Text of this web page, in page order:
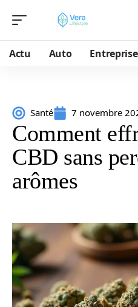
Actu Auto Entreprise
Santé 7 novembre
Comment
CBD sans
arômes